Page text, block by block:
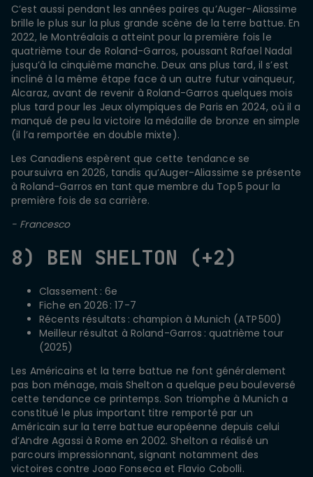
C’est aussi pendant les années paires qu’Auger-Aliassime
brille le plus sur la plus grande scène de la terre battue. En
2022, le Montréalais a atteint pour la première fois le
quatrième tour de Roland-Garros, poussant Rafael Nadal
jusqu’à la cinquième manche. Deux ans plus tard, il s’est
incliné à la même étape face à un autre futur vainqueur,
Alcaraz, avant de revenir à Roland-Garros quelques mois
plus tard pour les Jeux olympiques de Paris en 2024, où il a
manqué de peu la victoire la médaille de bronze en simple
(il l’a remportée en double mixte).
Les Canadiens espèrent que cette tendance se
poursuivra en 2026, tandis qu’Auger-Aliassime se présente
à Roland-Garros en tant que membre du Top 5 pour la
première fois de sa carrière.
- Francesco
8) BEN SHELTON (+2)
Classement : 6e
Fiche en 2026 : 17-7
Récents résultats : champion à Munich (ATP 500)
Meilleur résultat à Roland-Garros : quatrième tour
(2025)
Les Américains et la terre battue ne font généralement
pas bon ménage, mais Shelton a quelque peu bouleversé
cette tendance ce printemps. Son triomphe à Munich a
constitué le plus important titre remporté par un
Américain sur la terre battue européenne depuis celui
d’Andre Agassi à Rome en 2002. Shelton a réalisé un
parcours impressionnant, signant notamment des
victoires contre Joao Fonseca et Flavio Cobolli.